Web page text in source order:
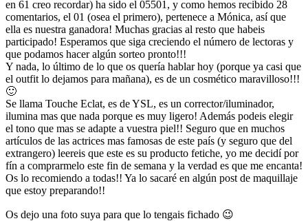
en 61 creo recordar) ha sido el 05501, y como hemos recibido 28
comentarios, el 01 (osea el primero), pertenece a Mónica, así que
ella es nuestra ganadora! Muchas gracias al resto que habeis
participado! Esperamos que siga creciendo el número de lectoras y
que podamos hacer algún sorteo pronto!!!
Y nada, lo último de lo que os quería hablar hoy (porque ya casi que
el outfit lo dejamos para mañana), es de un cosmético maravilloso!!!
🙂
Se llama Touche Eclat, es de YSL, es un corrector/iluminador,
ilumina mas que nada porque es muy ligero! Además podeis elegir
el tono que mas se adapte a vuestra piel!! Seguro que en muchos
artículos de las actrices mas famosas de este país (y seguro que del
extrangero) leereis que este es su producto fetiche, yo me decidí por
fín a comprarmelo este fin de semana y la verdad es que me encanta!
Os lo recomiendo a todas!! Ya lo sacaré en algún post de maquillaje
que estoy preparando!!
Os dejo una foto suya para que lo tengais fichado 😉